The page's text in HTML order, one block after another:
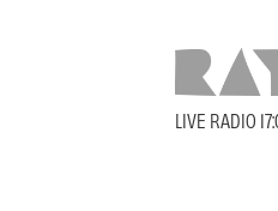
LIVE RADIO